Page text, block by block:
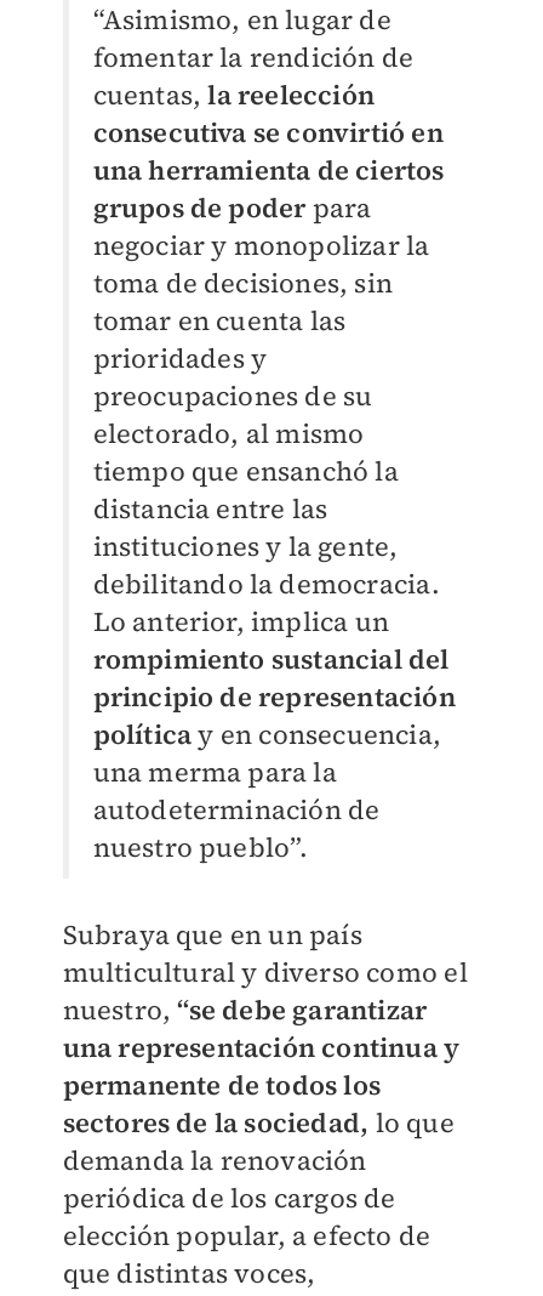
“Asimismo, en lugar de
fomentar la rendición de
cuentas,la reelección
consecutiva se convirtió en
una herramienta de ciertos
grupos de poder para
negociar y monopolizar la
toma de decisiones, sin
tomar en cuenta las
prioridades y
preocupaciones de su
electorado, al mismo
tiempo que ensanchó la
distancia entre las
instituciones y la gente,
debilitando la democracia.
Lo anterior, implica un
rompimiento sustancial del
principio de representación
políticay en consecuencia,
una merma para la
autodeterminación de
nuestro pueblo”.
Subraya que en un país
multicultural y diverso como el
nuestro,“se debe garantizar
una representación continua y
permanente de todos los
sectores de la sociedad, lo que
demanda la renovación
periódica de los cargos de
elección popular, a efecto de
que distintas voces,